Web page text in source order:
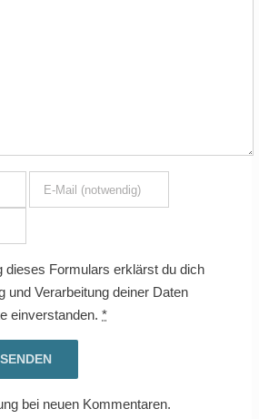
dieses Formulars erklärst du dich
und Verarbeitung deiner Daten
einverstanden. *
bei neuen Kommentaren.